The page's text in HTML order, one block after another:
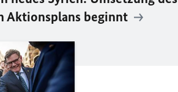
Aktionsplans beginnt